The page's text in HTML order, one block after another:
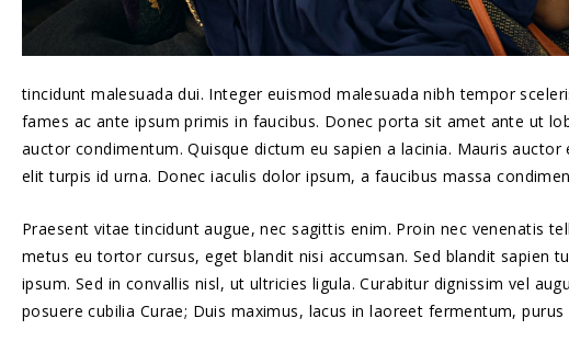
tincidunt malesuada dui. Integer euismod malesuada nibh tempor
fames ac ante ipsum primis in faucibus. Donec porta sit amet ante ut
auctor condimentum. Quisque dictum eu sapien a lacinia. Mauris
elit turpis id urna. Donec iaculis dolor ipsum, a faucibus massa
Praesent vitae tincidunt augue, nec sagittis enim. Proin nec venenatis
metus eu tortor cursus, eget blandit nisi accumsan. Sed blandit sapien
ipsum. Sed in convallis nisl, ut ultricies ligula. Curabitur dignissim vel
posuere cubilia Curae; Duis maximus, lacus in laoreet fermentum,